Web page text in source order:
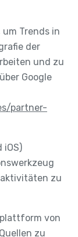
Trends in
der
und zu
Google
partner-
iOS)
zu
von
zu